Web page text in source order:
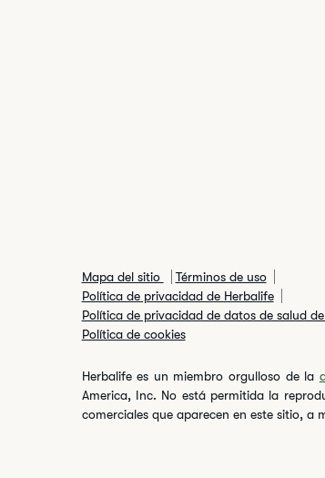
Mapa del sitio
Términos de uso
Política de privacidad de Herbalife
Política de privacidad de datos de salud
Política de cookies
Herbalife es un miembro orgulloso de la
America, Inc. No está permitida la
comerciales que aparecen en este sitio, a